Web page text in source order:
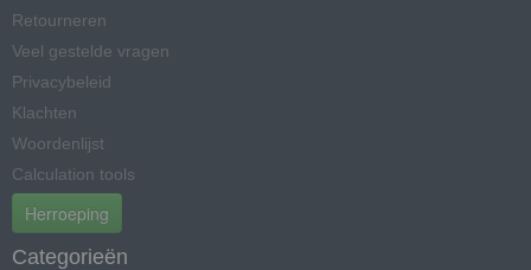
Retourneren
Veel gestelde vragen
Privacybeleid
Klachten
Woordenlijst
Calculation tools
Herroeping
Categorieën